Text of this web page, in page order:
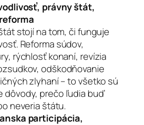
právny štát,
stojí na tom, či funguje
Reforma súdov,
rýchlosť konaní, revízia
odškodňovanie
zlyhaní – to všetko sú
dôvody, prečo ľudia buď
neveria štátu.
participácia,